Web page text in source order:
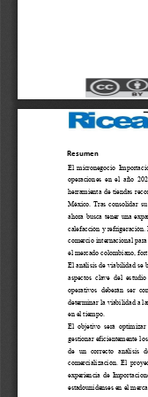
Resumen
El  micronegocio
operaciones  en  el  año
herramienta de tiendas
México. Tras consolidar
ahora busca tener una
calefacción y refrigeración.
comercio internacional
el mercado colombiano,
El análisis de viabilidad se
aspectos  clave  del
operativos  deberán  ser
determinar la viabilidad a
en el tiempo.
El  objetivo  será  optimizar
gestionar eficientemente
de  un  correcto  análisis
comercialización.  El
experiencia de
estadounidenses en el